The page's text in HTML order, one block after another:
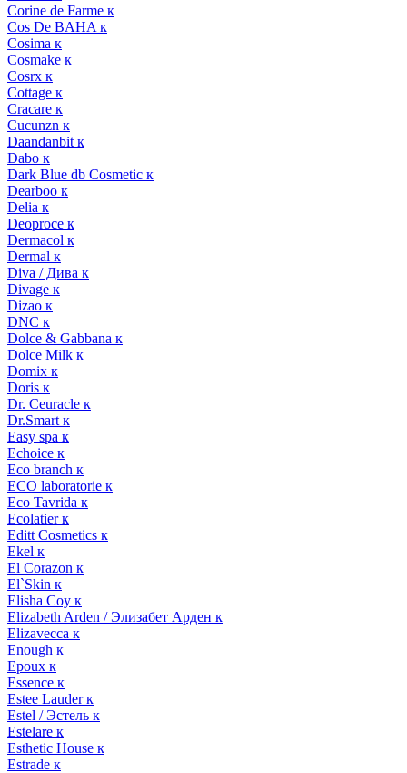
Corine de Farme к
Cos De BAHA к
Cosima к
Cosmake к
Cosrx к
Cottage к
Cracare к
Cucunzn к
Daandanbit к
Dabo к
Dark Blue db Cosmetic к
Dearboo к
Delia к
Deoproce к
Dermacol к
Dermal к
Diva / Дива к
Divage к
Dizao к
DNC к
Dolce & Gabbana к
Dolce Milk к
Domix к
Doris к
Dr. Ceuracle к
Dr.Smart к
Easy spa к
Echoice к
Eco branch к
ECO laboratorie к
Eco Tavrida к
Ecolatier к
Editt Cosmetics к
Ekel к
El Corazon к
El`Skin к
Elisha Coy к
Elizabeth Arden / Элизабет Арден к
Elizavecca к
Enough к
Epoux к
Essence к
Estee Lauder к
Estel / Эстель к
Estelare к
Esthetic House к
Estrade к